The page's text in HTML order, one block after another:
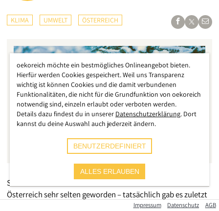
KLIMA UMWELT ÖSTERREICH
Schneefall zu Weihnachten ist in den letzten Jahren in
Österreich sehr selten geworden – tatsächlich gab es zuletzt
vor 9 Jahren in einer Landeshauptstadt eine nennenswerte
Impressum Datenschutz AGB
oekoreich möchte ein bestmögliches Onlineangebot bieten.
Hierfür werden Cookies gespeichert. Weil uns Transparenz
wichtig ist können Cookies und die damit verbundenen
Funktionalitäten, die nicht für die Grundfunktion von oekoreich
notwendig sind, einzeln erlaubt oder verboten werden.
Details dazu findest du in unserer Datenschutzerklärung. Dort
kannst du deine Auswahl auch jederzeit ändern.
BENUTZERDEFINIERT
ALLES ERLAUBEN